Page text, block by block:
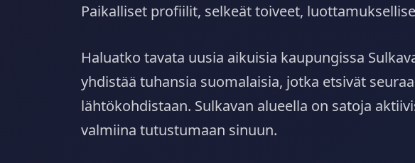
Paikalliset profiilit, selkeät toiveet,
Haluatko tavata uusia aikuisia kaupungissa
yhdistää tuhansia suomalaisia, jotka etsivät
lähtökohdistaan. Sulkavan alueella on satoja
valmiina tutustumaan sinuun.